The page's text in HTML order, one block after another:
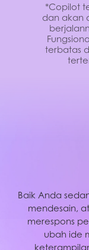
*Copilot
dan akan
terbatas
Baik Anda
mendesain,
merespons
ubah ide
MSI AI Engine
dan secara
hardware
mode AI yang
efisien, Anda